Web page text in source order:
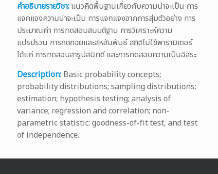
คำอธิบายรายวิชา: แนวคิดพื้นฐานเกี่ยวกับความน่าจะเป็น การ
แจกแจงความน่าจะเป็น การแจกแจงจากการสุ่มตัวอย่าง การ
ประมาณค่า การทดสอบสมมติฐาน การวิเคราะห์ความ
แปรปรวน การถดถอยและสหสัมพันธ์ สถิติไม่ใช้พารามิเตอร์
ได้แก่ การทดสอบสารูปสนิทดี และการทดสอบความเป็นอิสระ
Description: Basic probability concepts;
probability distributions; sampling distributions;
estimation; hypothesis testing; analysis of
variance; regression and correlation; non-
parametric statistic: goodness-of-fit test, and test
of independence.